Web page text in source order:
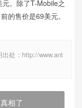
。除了T-Mobile之
的售价是69美元。
处：http://www.ant
相了